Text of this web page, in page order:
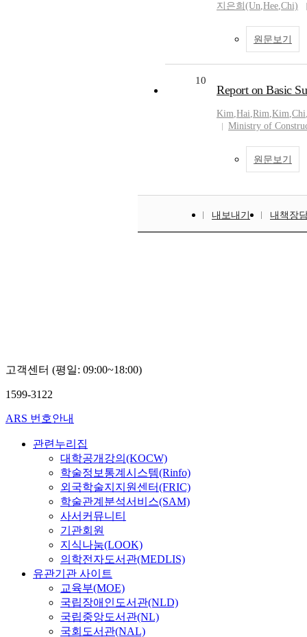
지은희(Un,Hee,Chi)
원문보기
10
Report on Basic
Kim,Hai,Rim,Kim,Chi
Ministry of
원문보기
내보내기 내책장
고객센터 (평일: 09:00~18:00)
1599-3122
ARS 번호안내
관련누리집
대학공개강의(KOCW)
학술정보통계시스템(Rinfo)
외국학술지지원센터(FRIC)
학술관계분석서비스(SAM)
사서커뮤니티
기관회원
지식나눔(LOOK)
의학전자도서관(MEDLIS)
유관기관 사이트
교육부(MOE)
국립장애인도서관(NLD)
국립중앙도서관(NL)
국회도서관(NAL)